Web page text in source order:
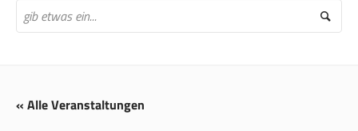
« Alle Veranstaltungen